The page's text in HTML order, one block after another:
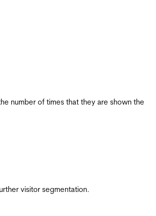
number of times that they are shown the
visitor segmentation.